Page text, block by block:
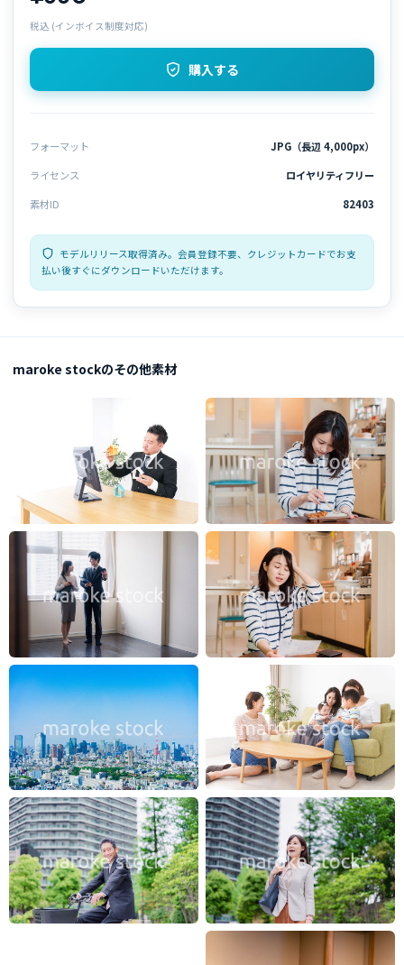
税込 (インボイス制度対応)
購入する
フォーマット
JPG（長辺 4,000px）
ライセンス
ロイヤリティフリー
素材ID
82403
モデルリリース取得済み。会員登録不要、クレジットカードでお支
払い後すぐにダウンロードいただけます。
maroke stockのその他素材